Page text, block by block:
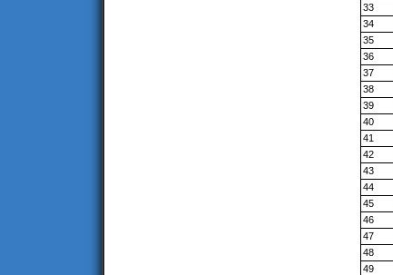
33
34
35
36
37
38
39
40
41
42
43
44
45
46
47
48
49